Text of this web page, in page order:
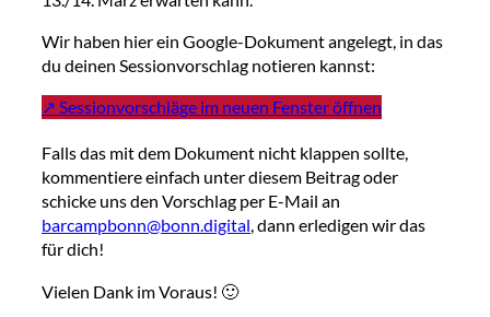
Wir haben hier ein Google-Dokument angelegt, in das
du deinen Sessionvorschlag notieren kannst:
↗️ Sessionvorschläge im neuen Fenster öffnen
Falls das mit dem Dokument nicht klappen sollte,
kommentiere einfach unter diesem Beitrag oder
schicke uns den Vorschlag per E-Mail an
barcampbonn@bonn.digital, dann erledigen wir das
für dich!
Vielen Dank im Voraus! 🙂